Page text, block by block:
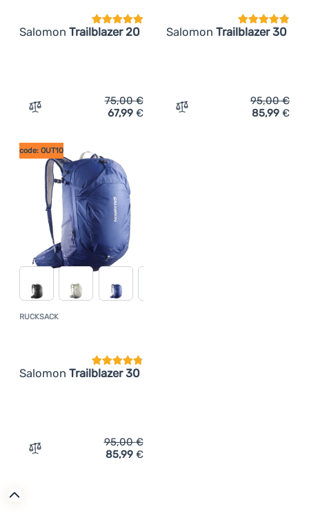
Salomon Trailblazer 20
Zum Vergleich 'Rucksack Salomon Trailblazer 20'
75,00€
67,99 €
Salomon Trailblazer 30
Zum Vergleich 'Rucksack
95,00€
85,99 €
RUCKSACK
Salomon Trailblazer 30
code: OUT10
Zum Vergleich 'Rucksack Salomon Trailblazer 30'
95,00€
85,99 €